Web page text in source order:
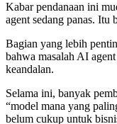
Kabar pendanaan ini
agent sedang panas. Itu
Bagian yang lebih
bahwa masalah AI
keandalan.
Selama ini, banyak
“model mana yang
belum cukup untuk